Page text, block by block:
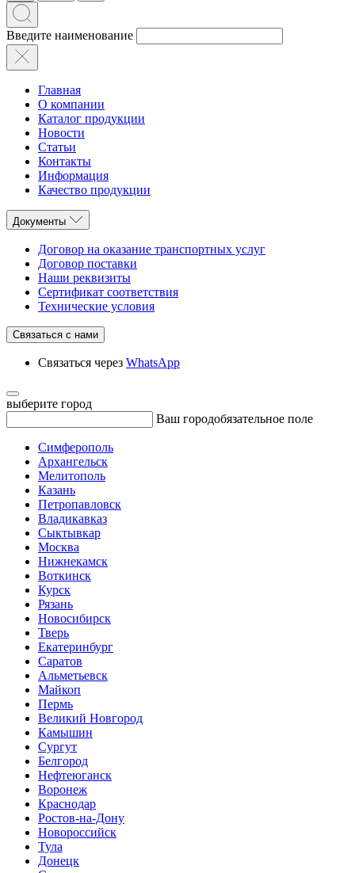
Введите наименование
Главная
О компании
Каталог продукции
Новости
Статьи
Контакты
Информация
Качество продукции
Документы
Договор на оказание транспортных услуг
Договор поставки
Наши реквизиты
Сертификат соответствия
Технические условия
Связаться с нами
Связаться через WhatsApp
выберите город
Ваш городобязательное поле
Симферополь
Архангельск
Мелитополь
Казань
Петропавловск
Владикавказ
Сыктывкар
Москва
Нижнекамск
Воткинск
Курск
Рязань
Новосибирск
Тверь
Екатеринбург
Саратов
Альметьевск
Майкоп
Пермь
Великий Новгород
Камышин
Сургут
Белгород
Нефтеюганск
Воронеж
Краснодар
Ростов-на-Дону
Новороссийск
Тула
Донецк